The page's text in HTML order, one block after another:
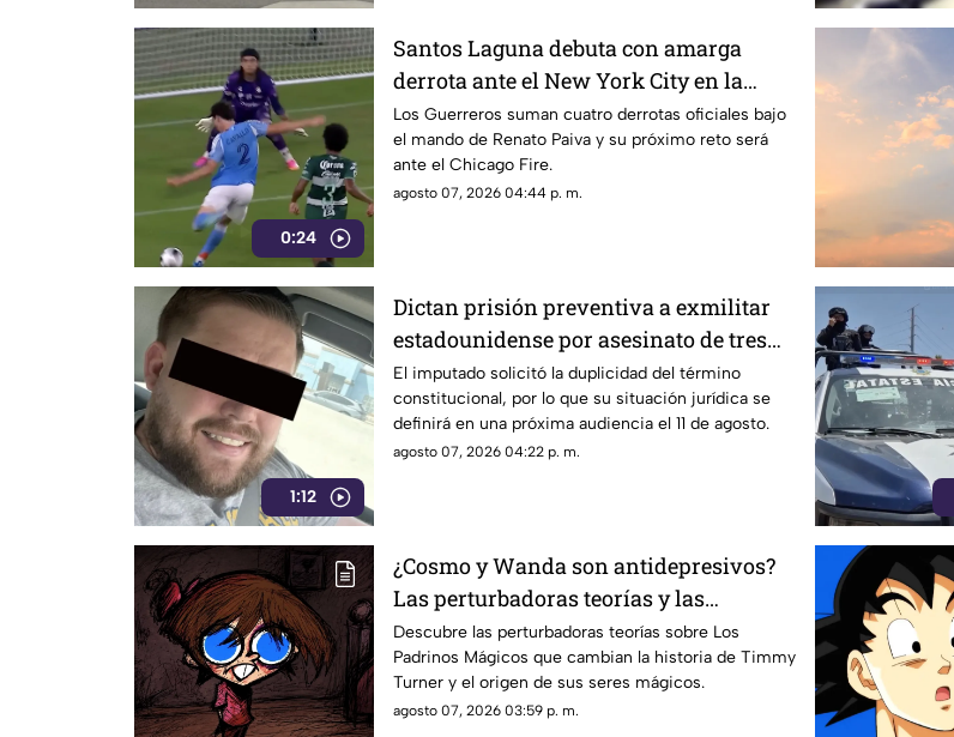
0:24
Santos Laguna debuta con amarga
derrota ante el New York City en la
Leagues Cup
Los Guerreros suman cuatro derrotas oficiales bajo
el mando de Renato Paiva y su próximo reto será
ante el Chicago Fire.
agosto 07, 2026 04:44 p. m.
1:12
Dictan prisión preventiva a exmilitar
estadounidense por asesinato de tres
personas en Coahuila
El imputado solicitó la duplicidad del término
constitucional, por lo que su situación jurídica se
definirá en una próxima audiencia el 11 de agosto.
agosto 07, 2026 04:22 p. m.
¿Cosmo y Wanda son antidepresivos?
Las perturbadoras teorías y las
hipótesis más oscuras sobre Los
Padrinos Mágicos
Descubre las perturbadoras teorías sobre Los
Padrinos Mágicos que cambian la historia de Timmy
Turner y el origen de sus seres mágicos.
agosto 07, 2026 03:59 p. m.